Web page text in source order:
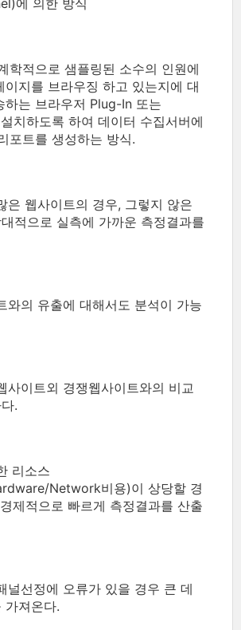
에 의한 방식
으로 샘플링된 소수의 인원에
이지를 브라우징 하고 있는지에 대
하는 브라우저 Plug-In 또는
치하도록 하여 데이터 수집서버에
포트를 생성하는 방식.
웹사이트의 경우, 그렇지 않은
적으로 실측에 가까운 측정결과를
의 유출에 대해서도 분석이 가능
이트외 경쟁웹사이트와의 비교
.
리소스
Network비용)이 상당할 경
제적으로 빠르게 측정결과를 산출
선정에 오류가 있을 경우 큰 데
가져온다.